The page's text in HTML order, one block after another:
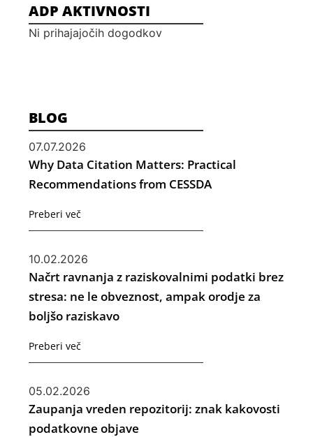
ADP AKTIVNOSTI
Ni prihajajočih dogodkov
BLOG
07.07.2026
Why Data Citation Matters: Practical
Recommendations from CESSDA
Preberi več
10.02.2026
Načrt ravnanja z raziskovalnimi podatki brez
stresa: ne le obveznost, ampak orodje za
boljšo raziskavo
Preberi več
05.02.2026
Zaupanja vreden repozitorij: znak kakovosti
podatkovne objave